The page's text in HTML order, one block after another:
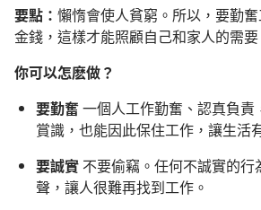
要點： 懶惰會使人貧窮。所以，要勤
金錢，這樣才能照顧自己和家人的需要
你可以怎麽做？
要勤奮一個人工作勤奮、認真負責
賞識，也能因此保住工作，讓生活
要誠實 不要偷竊。任何不誠實的
聲，讓人很難再找到工作。